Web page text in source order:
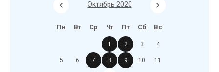
Октябрь 2020
Пн Вт Ср Чт Пт Сб Вс
1 2 3 4
5 6 7 8 9 10 11